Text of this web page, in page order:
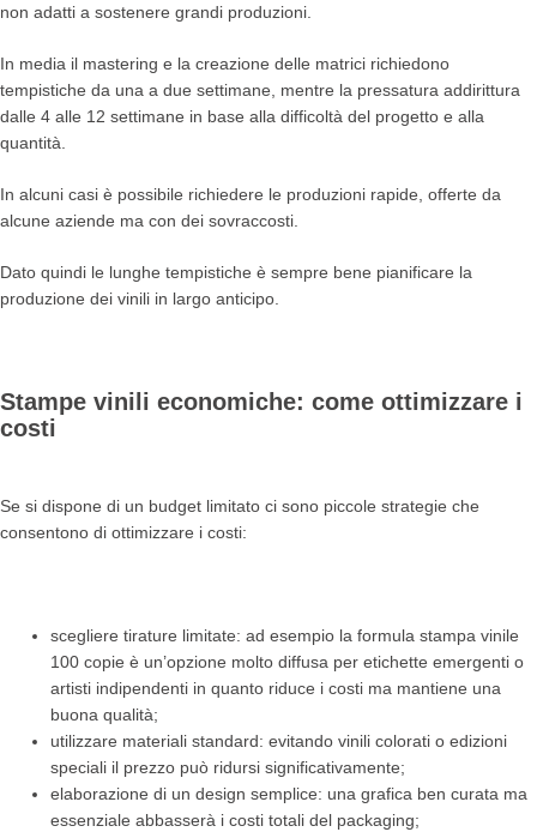
non adatti a sostenere grandi produzioni.
In media il mastering e la creazione delle matrici richiedono
tempistiche da una a due settimane, mentre la pressatura addirittura
dalle 4 alle 12 settimane in base alla difficoltà del progetto e alla
quantità.
In alcuni casi è possibile richiedere le produzioni rapide, offerte da
alcune aziende ma con dei sovraccosti.
Dato quindi le lunghe tempistiche è sempre bene pianificare la
produzione dei vinili in largo anticipo.
Stampe vinili economiche: come ottimizzare i
costi
Se si dispone di un budget limitato ci sono piccole strategie che
consentono di ottimizzare i costi:
scegliere tirature limitate: ad esempio la formula stampa vinile
100 copie è un’opzione molto diffusa per etichette emergenti o
artisti indipendenti in quanto riduce i costi ma mantiene una
buona qualità;
utilizzare materiali standard: evitando vinili colorati o edizioni
speciali il prezzo può ridursi significativamente;
elaborazione di un design semplice: una grafica ben curata ma
essenziale abbasserà i costi totali del packaging;